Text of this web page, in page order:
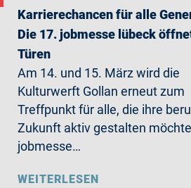
Karrierechancen für alle
Die 17. jobmesse lübeck
Türen
Am 14. und 15. März wird die
Kulturwerft Gollan erneut zum
Treffpunkt für alle, die ihre
Zukunft aktiv gestalten
jobmesse…
WEITERLESEN